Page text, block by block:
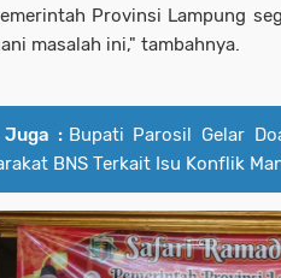
Provinsi Lampung
masalah ini," tambahnya.
Juga : Bupati Parosil Gelar
BNS Terkait Isu Konflik